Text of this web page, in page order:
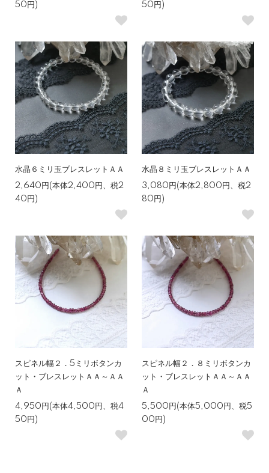
50円)
50円)
水晶６ミリ玉ブレスレットＡＡ
2,640円(本体2,400円、税2
40円)
水晶８ミリ玉ブレスレットＡＡ
3,080円(本体2,800円、税2
80円)
スピネル幅２．5ミリボタンカ
ット・ブレスレットＡＡ～ＡＡ
Ａ
4,950円(本体4,500円、税4
50円)
スピネル幅２．８ミリボタンカ
ット・ブレスレットＡＡ～ＡＡ
Ａ
5,500円(本体5,000円、税5
00円)